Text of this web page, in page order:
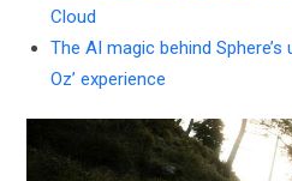
Cloud
The AI magic behind
Oz’ experience